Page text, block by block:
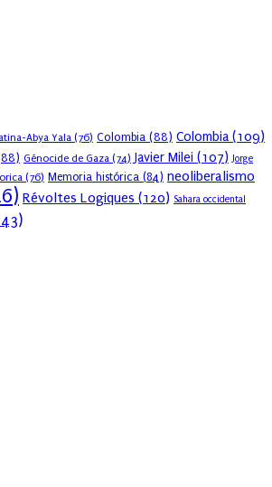
Abya Yala (76) Colombia (88) Colombia(109)
Génocide de Gaza (74) Javier Milei (107) Jorge
(76) Memoria histórica (84) neoliberalismo
Révoltes Logiques (120) Sahara occidental